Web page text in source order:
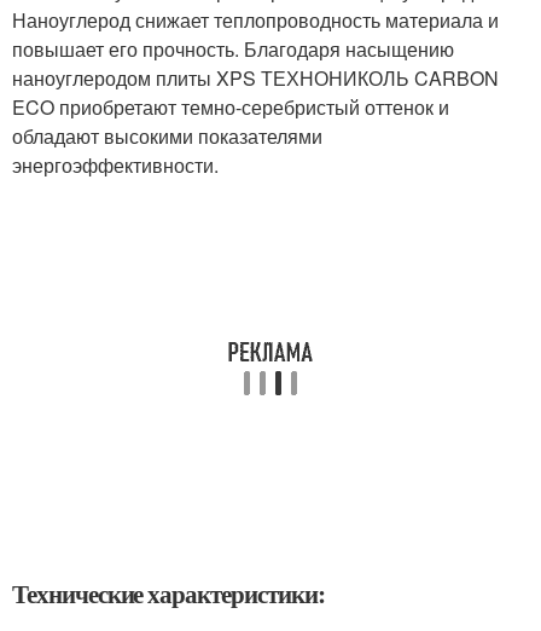
Наноуглерод снижает теплопроводность материала и
повышает его прочность. Благодаря насыщению
наноуглеродом плиты XPS ТЕХНОНИКОЛЬ CARBON
ECO приобретают темно-серебристый оттенок и
обладают высокими показателями
энергоэффективности.
Технические характеристики: